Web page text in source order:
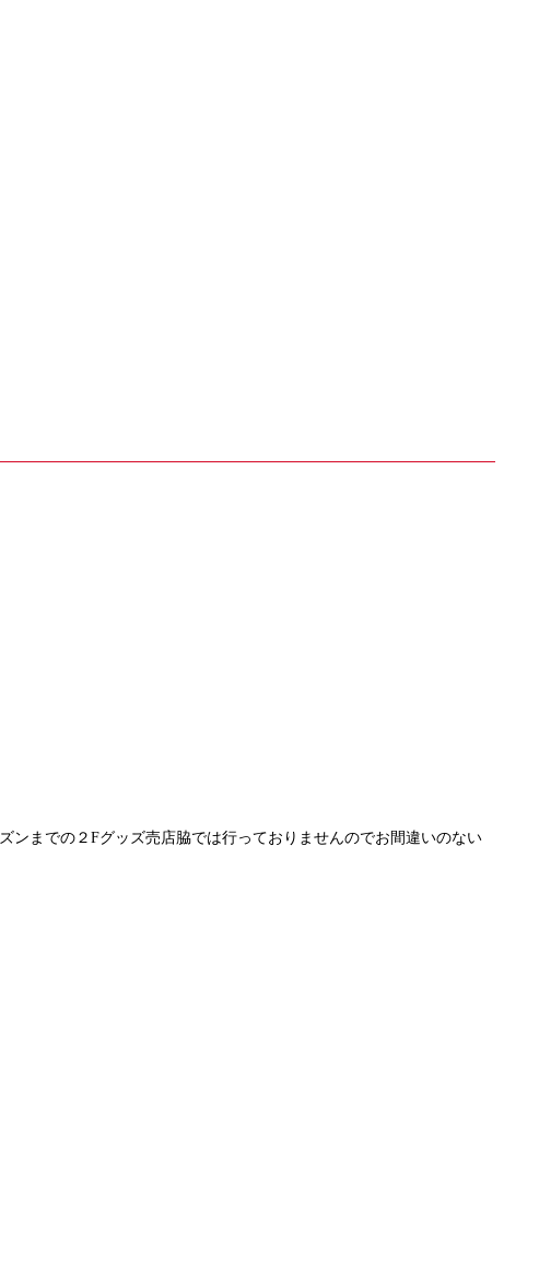
ンまでの２Fグッズ売店脇では行っておりませんのでお間違いのない